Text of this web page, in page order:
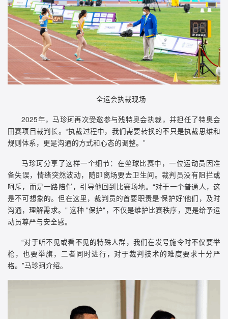
全运会执裁现场
2025年，马珍珂再次受邀参与残特奥会执裁，并担任了特奥会
田赛项目裁判长。“执裁过程中，我们需要转换的不只是执裁思维和
规则体系，更是沟通的方式和心态的调整。”
马珍珂分享了这样一个细节：在垒球比赛中，一位运动员因准
备失误，情绪突然波动，随即离场要去卫生间。裁判员没有阻拦或
呵斥，而是一路陪伴，引导他回到比赛场地。“对于一个普通人，这
是不可想象的。但在这里，裁判员的首要职责是‘保护好’他们，及时
沟通，理解需求。" 这种 "保护"，不仅是维护比赛秩序，更是给予运
动员尊严与安全感。
“对于听不见或看不见的特殊人群，我们在发号施令时不仅要举
枪，也要举旗，二者同时进行，对于裁判技术的难度要求十分严
格。”马珍珂介绍。